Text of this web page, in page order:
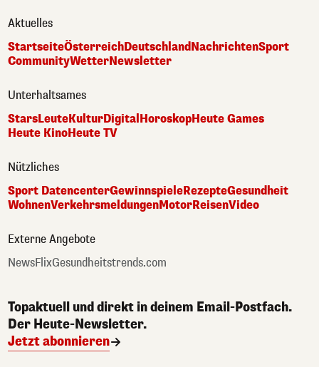
Aktuelles
StartseiteÖsterreichDeutschlandNachrichtenSport
CommunityWetterNewsletter
Unterhaltsames
StarsLeuteKulturDigitalHoroskopHeute Games
Heute KinoHeute TV
Nützliches
Sport DatencenterGewinnspieleRezepteGesundheit
WohnenVerkehrsmeldungenMotorReisenVideo
Externe Angebote
NewsFlixGesundheitstrends.com
Topaktuell und direkt in deinem Email-Postfach.
Der Heute-Newsletter.
Jetzt abonnieren